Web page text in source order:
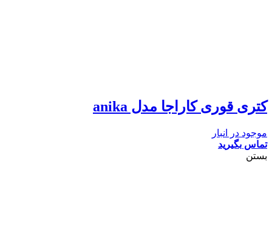
کتری قوری کاراجا مدل anika
موجود در انبار
تماس بگیرید
بستن